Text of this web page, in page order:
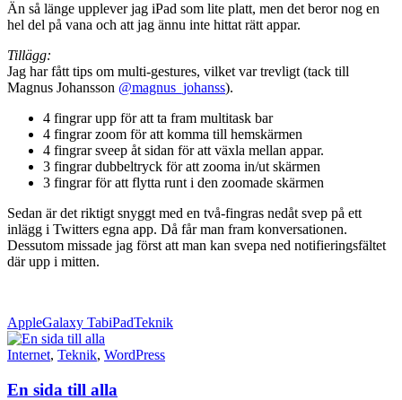
Än så länge upplever jag iPad som lite platt, men det beror nog en
hel del på vana och att jag ännu inte hittat rätt appar.
Tillägg:
Jag har fått tips om multi-gestures, vilket var trevligt (tack till
Magnus Johansson @magnus_johanss).
4 fingrar upp för att ta fram multitask bar
4 fingrar zoom för att komma till hemskärmen
4 fingrar sveep åt sidan för att växla mellan appar.
3 fingrar dubbeltryck för att zooma in/ut skärmen
3 fingrar för att flytta runt i den zoomade skärmen
Sedan är det riktigt snyggt med en två-fingras nedåt svep på ett
inlägg i Twitters egna app. Då får man fram konversationen.
Dessutom missade jag först att man kan svepa ned notifieringsfältet
där upp i mitten.
AppleGalaxy TabiPadTeknik
Internet, Teknik, WordPress
En sida till alla